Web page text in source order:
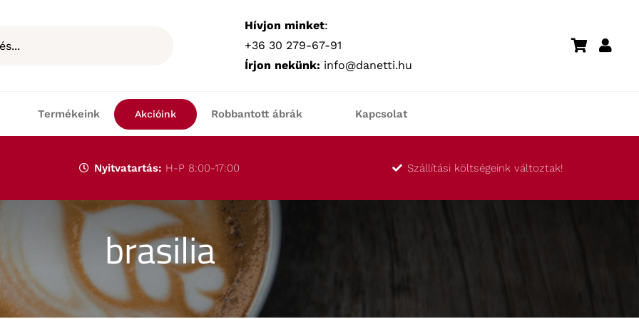
Hívjon minket:
+36 30 279-67-91
Írjon nekünk: info@danetti.hu
Termékeink Akcióink Robbantott ábrák Kapcsolat
Nyitvatartás: H-P 8:00-17:00 Szállítási költségeink változtak!
brasilia